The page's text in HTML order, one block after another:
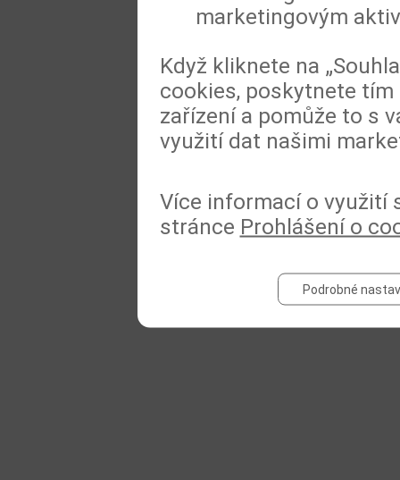
marketingovým
Když kliknete na
cookies, poskytnete
zařízení a pomůže to s
využití dat našimi
Více informací o využití
stránce Prohlášení o
Podrobné